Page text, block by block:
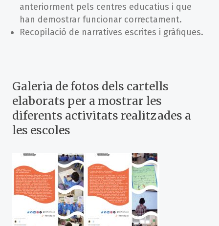
anteriorment pels centres educatius i que
han demostrar funcionar correctament.
Recopilació de narratives escrites i gràfiques.
Galeria de fotos dels cartells
elaborats per a mostrar les
diferents activitats realitzades a
les escoles